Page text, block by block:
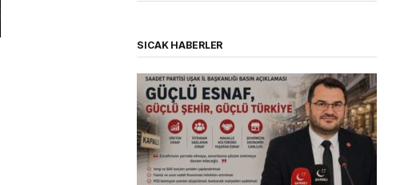
SICAK HABERLER